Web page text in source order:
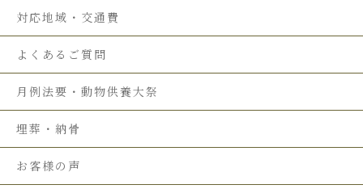
対応地域・交通費
よくあるご質問
月例法要・動物供養大祭
埋葬・納骨
お客様の声